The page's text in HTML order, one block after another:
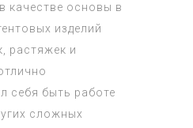
качестве основы в
изделий
растяжек и
себя быть работе
сложных